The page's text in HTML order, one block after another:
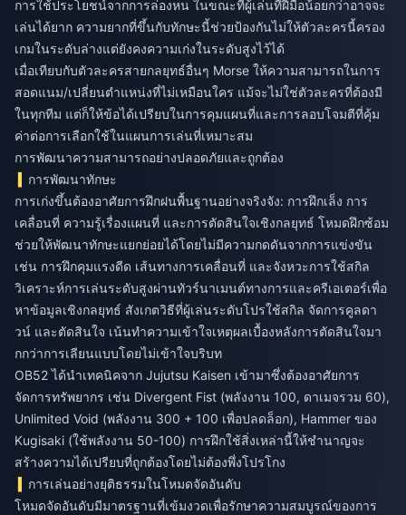
การใช้ประโยชน์จากการล่องหน ในขณะที่ผู้เล่นที่ฝีมือน้อยกว่าอาจจะ
เล่นได้ยาก ความยากที่ขึ้นกับทักษะนี้ช่วยป้องกันไม่ให้ตัวละครนี้ครอง
เกมในระดับล่างแต่ยังคงความเก่งในระดับสูงไว้ได้
เมื่อเทียบกับตัวละครสายกลยุทธ์อื่นๆ Morse ให้ความสามารถในการ
สอดแนม/เปลี่ยนตำแหน่งที่ไม่เหมือนใคร แม้จะไม่ใช่ตัวละครที่ต้องมี
ในทุกทีม แต่ก็ให้ข้อได้เปรียบในการคุมแผนที่และการลอบโจมตีที่คุ้ม
ค่าต่อการเลือกใช้ในแผนการเล่นที่เหมาะสม
การพัฒนาความสามารถอย่างปลอดภัยและถูกต้อง
การพัฒนาทักษะ
การเก่งขึ้นต้องอาศัยการฝึกฝนพื้นฐานอย่างจริงจัง: การฝึกเล็ง การ
เคลื่อนที่ ความรู้เรื่องแผนที่ และการตัดสินใจเชิงกลยุทธ์ โหมดฝึกซ้อม
ช่วยให้พัฒนาทักษะแยกย่อยได้โดยไม่มีความกดดันจากการแข่งขัน
เช่น การฝึกคุมแรงดีด เส้นทางการเคลื่อนที่ และจังหวะการใช้สกิล
วิเคราะห์การเล่นระดับสูงผ่านทัวร์นาเมนต์ทางการและครีเอเตอร์เพื่อ
หาข้อมูลเชิงกลยุทธ์ สังเกตวิธีที่ผู้เล่นระดับโปรใช้สกิล จัดการคูลดา
วน์ และตัดสินใจ เน้นทำความเข้าใจเหตุผลเบื้องหลังการตัดสินใจมา
กกว่าการเลียนแบบโดยไม่เข้าใจบริบท
OB52 ได้นำเทคนิคจาก Jujutsu Kaisen เข้ามาซึ่งต้องอาศัยการ
จัดการทรัพยากร เช่น Divergent Fist (พลังงาน 100, ดาเมจรวม 60),
Unlimited Void (พลังงาน 300 + 100 เพื่อปลดล็อก), Hammer ของ
Kugisaki (ใช้พลังงาน 50-100) การฝึกใช้สิ่งเหล่านี้ให้ชำนาญจะ
สร้างความได้เปรียบที่ถูกต้องโดยไม่ต้องพึ่งโปรโกง
การเล่นอย่างยุติธรรมในโหมดจัดอันดับ
โหมดจัดอันดับมีมาตรฐานที่เข้มงวดเพื่อรักษาความสมบูรณ์ของการ